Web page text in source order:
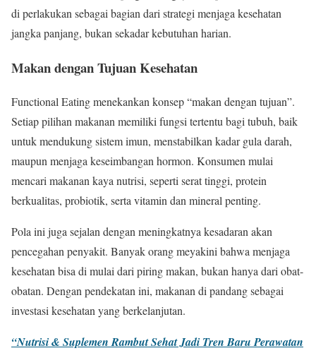
di perlakukan sebagai bagian dari strategi menjaga kesehatan
jangka panjang, bukan sekadar kebutuhan harian.
Makan dengan Tujuan Kesehatan
Functional Eating menekankan konsep “makan dengan tujuan”.
Setiap pilihan makanan memiliki fungsi tertentu bagi tubuh, baik
untuk mendukung sistem imun, menstabilkan kadar gula darah,
maupun menjaga keseimbangan hormon. Konsumen mulai
mencari makanan kaya nutrisi, seperti serat tinggi, protein
berkualitas, probiotik, serta vitamin dan mineral penting.
Pola ini juga sejalan dengan meningkatnya kesadaran akan
pencegahan penyakit. Banyak orang meyakini bahwa menjaga
kesehatan bisa di mulai dari piring makan, bukan hanya dari obat-
obatan. Dengan pendekatan ini, makanan di pandang sebagai
investasi kesehatan yang berkelanjutan.
“Nutrisi & Suplemen Rambut Sehat Jadi Tren Baru Perawatan